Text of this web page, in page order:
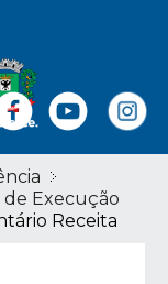
de Execução
Receita